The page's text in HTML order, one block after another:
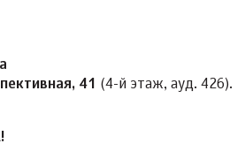
41
(4-й этаж, ауд. 426).